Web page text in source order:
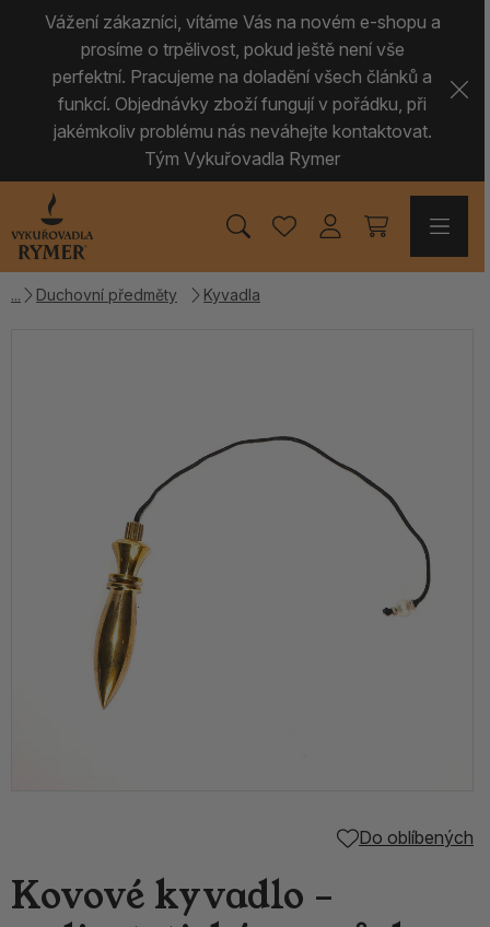
Vážení zákazníci, vítáme Vás na novém e-shopu a
prosíme o trpělivost, pokud ještě není vše
perfektní. Pracujeme na doladění všech článků a
funkcí. Objednávky zboží fungují v pořádku, při
jakémkoliv problému nás neváhejte kontaktovat.
Tým Vykuřovadla Rymer
Duchovní předměty Kyvadla
Do oblíbených
Kovové kyvadlo –